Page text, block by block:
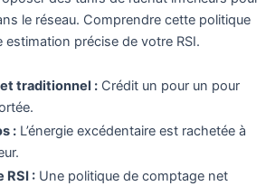
le réseau. Comprendre cette politique
précise de votre RSI.
traditionnel : Crédit un pour un pour
: L’énergie excédentaire est rachetée à
RSI : Une politique de comptage net